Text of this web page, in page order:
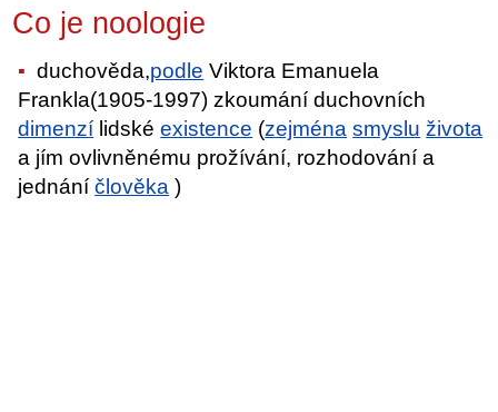
Co je noologie
duchověda,podle Viktora Emanuela
Frankla(1905-1997) zkoumání duchovních
dimenzí lidskéexistence (zejména smyslu života
a jím ovlivněnému prožívání, rozhodování a
jednáníčlověka )